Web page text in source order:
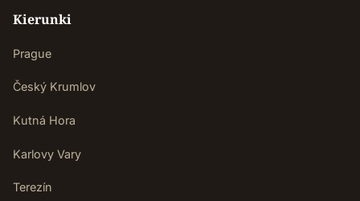
Kierunki
Prague
Český Krumlov
Kutná Hora
Karlovy Vary
Terezín